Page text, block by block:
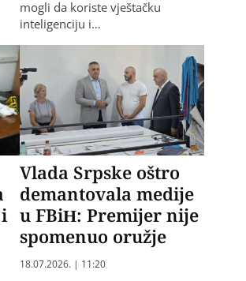
mogli da koriste vještačku
inteligenciju i…
Vlada Srpske oštro
demantovala medije
u FBiH: Premijer nije
spomenuo oružje
18.07.2026. | 11:20